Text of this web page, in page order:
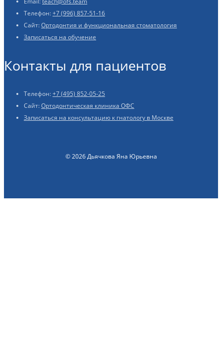
Телефон:+7 (996) 857-51-16
Сайт:Ортодонтия и функциональная стоматология
Записаться на обучение
Контакты для пациентов
Телефон:+7 (495) 852-05-25
Сайт:Ортодонтическая клиника ОФС
Записаться на консультацию к гнатологу в Москве
© 2026 Дьячкова Яна Юрьевна